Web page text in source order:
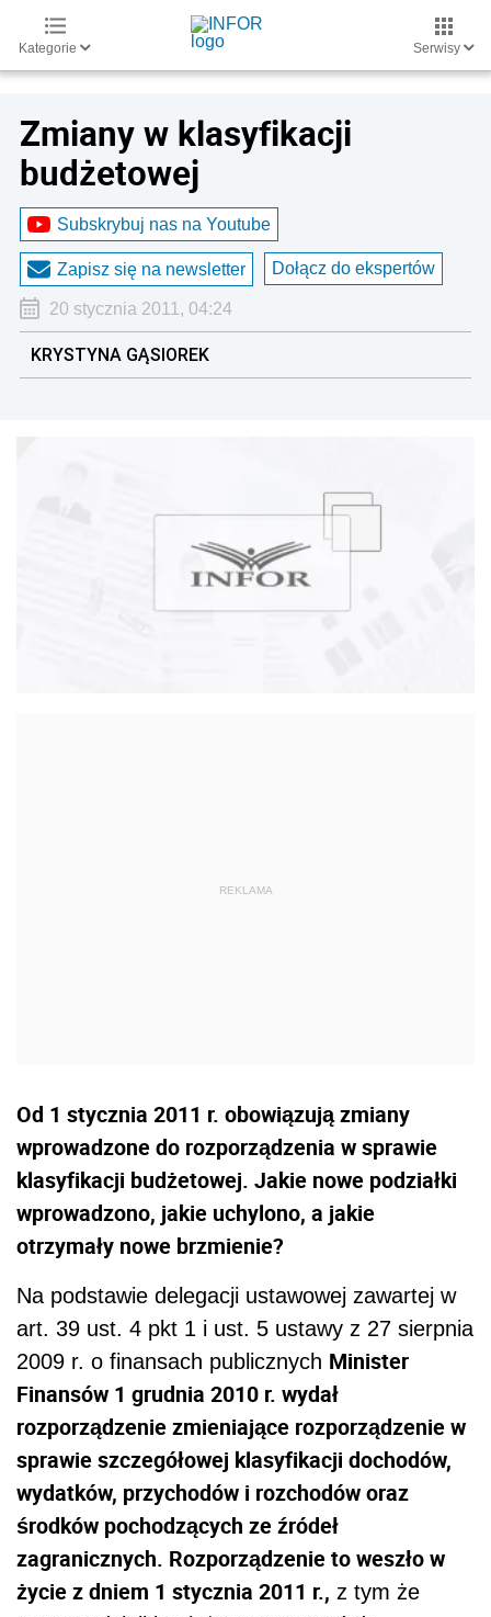
Kategorie Serwisy
Zmiany w klasyfikacji
budżetowej
Subskrybuj nas na Youtube
Zapisz się na newsletter Dołącz do ekspertów
20 stycznia 2011, 04:24
KRYSTYNA GĄSIOREK
Od 1 stycznia 2011 r. obowiązują zmiany
wprowadzone do rozporządzenia w sprawie
klasyfikacji budżetowej. Jakie nowe podziałki
wprowadzono, jakie uchylono, a jakie
otrzymały nowe brzmienie?
Na podstawie delegacji ustawowej zawartej w
art. 39 ust. 4 pkt 1 i ust. 5 ustawy z 27 sierpnia
2009 r. o finansach publicznych Minister
Finansów 1 grudnia 2010 r. wydał
rozporządzenie zmieniające rozporządzenie w
sprawie szczegółowej klasyfikacji dochodów,
wydatków, przychodów i rozchodów oraz
środków pochodzących ze źródeł
zagranicznych. Rozporządzenie to weszło w
życie z dniem 1 stycznia 2011 r., z tym że